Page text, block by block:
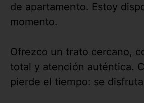
de apartamento. Estoy
momento.
Ofrezco un trato cercano,
total y atención auténtica.
pierde el tiempo: se